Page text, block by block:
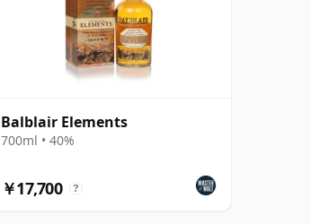
Balblair Elements
700ml • 40%
￥17,700 ?